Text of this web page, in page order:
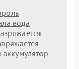
вода
аккумулятор